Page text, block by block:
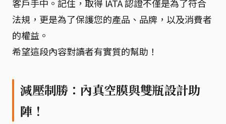
客戶手中。記住，取得 IATA 認證不僅是為了符合
法規，更是為了保護您的產品、品牌，以及消費者
的權益。
希望這段內容對讀者有實質的幫助！
減壓制勝：內真空膜與雙瓶設計助
陣！